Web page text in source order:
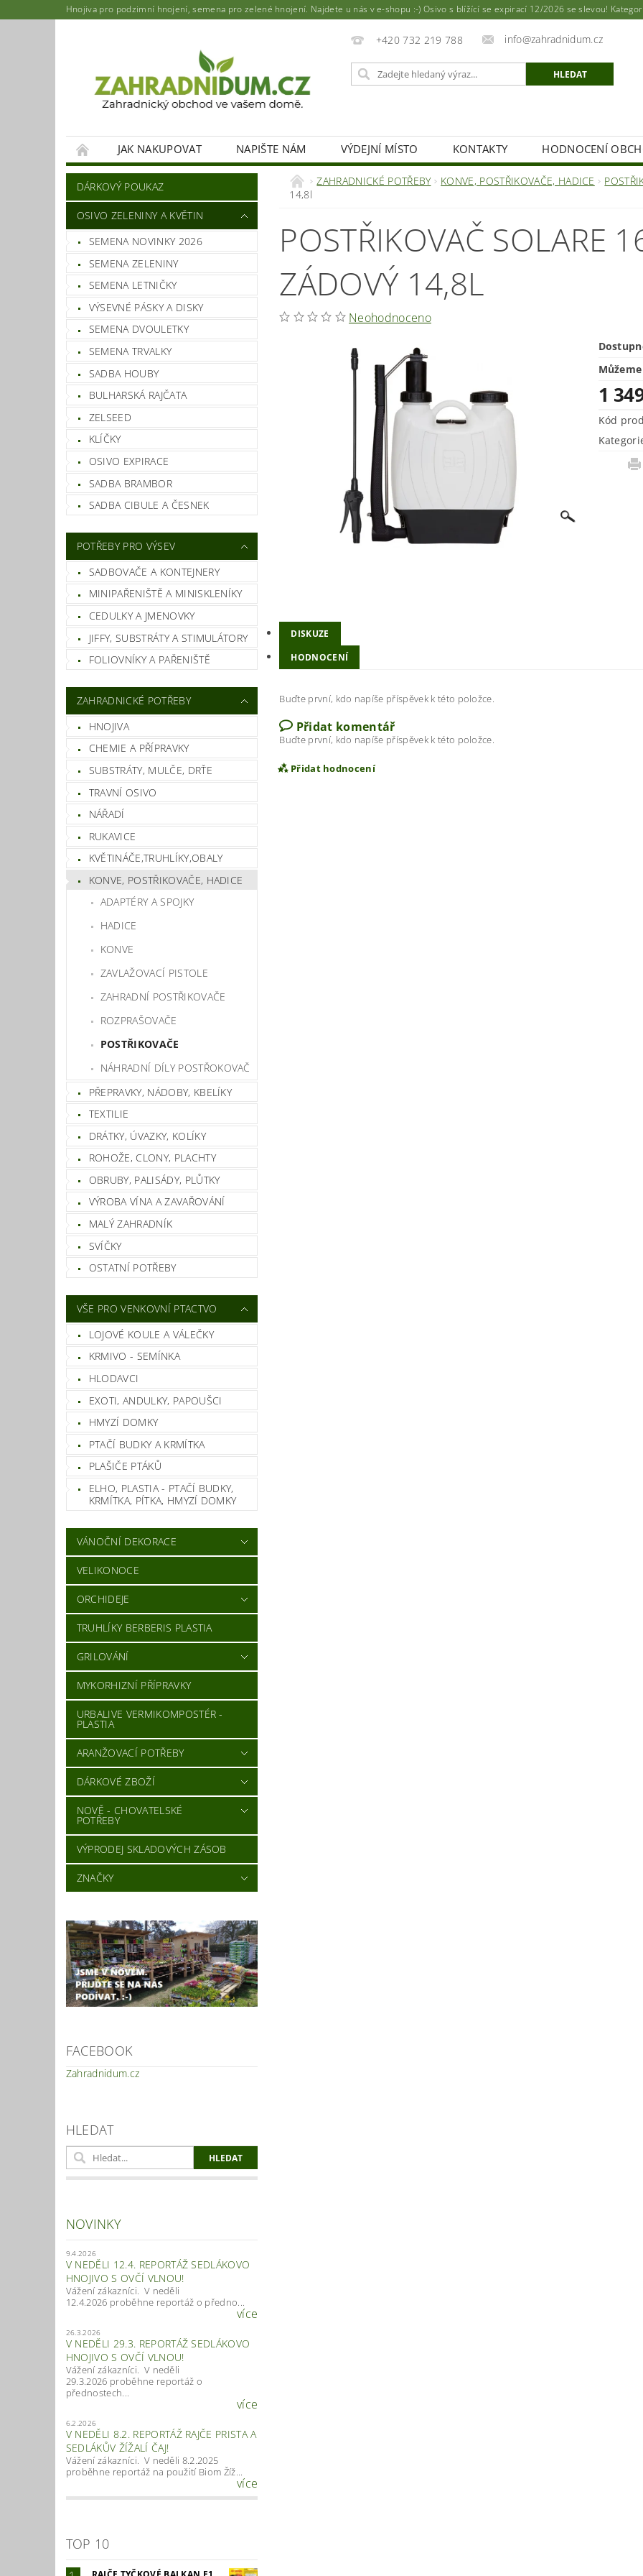
Hnojiva pro podzimní hnojení, semena pro zelené hnojení. Najdete u nás v e-shopu :-) Osivo s blížící se expirací 12/2026 se slevou! Kategorie
+420 732 219 788 info@zahradnidum.cz
JAK NAKUPOVAT NAPIŠTE NÁM VÝDEJNÍ MÍSTO KONTAKTY HODNOCENÍ
DÁRKOVÝ POUKAZ
OSIVO ZELENINY A KVĚTIN
SEMENA NOVINKY 2026
SEMENA ZELENINY
SEMENA LETNIČKY
VÝSEVNÉ PÁSKY A DISKY
SEMENA DVOULETKY
SEMENA TRVALKY
SADBA HOUBY
BULHARSKÁ RAJČATA
ZELSEED
KLÍČKY
OSIVO EXPIRACE
SADBA BRAMBOR
SADBA CIBULE A ČESNEK
POTŘEBY PRO VÝSEV
SADBOVAČE A KONTEJNERY
MINIPAŘENIŠTĚ A MINISKLENÍKY
CEDULKY A JMENOVKY
JIFFY, SUBSTRÁTY A STIMULÁTORY
FOLIOVNÍKY A PAŘENIŠTĚ
ZAHRADNICKÉ POTŘEBY
HNOJIVA
CHEMIE A PŘÍPRAVKY
SUBSTRÁTY, MULČE, DRŤE
TRAVNÍ OSIVO
NÁŘADÍ
RUKAVICE
KVĚTINÁČE,TRUHLÍKY,OBALY
KONVE, POSTŘIKOVAČE, HADICE
ADAPTÉRY A SPOJKY
HADICE
KONVE
ZAVLAŽOVACÍ PISTOLE
ZAHRADNÍ POSTŘIKOVAČE
ROZPRAŠOVAČE
POSTŘIKOVAČE
NÁHRADNÍ DÍLY POSTŘOKOVAČ
PŘEPRAVKY, NÁDOBY, KBELÍKY
TEXTILIE
DRÁTKY, ÚVAZKY, KOLÍKY
ROHOŽE, CLONY, PLACHTY
OBRUBY, PALISÁDY, PLŮTKY
VÝROBA VÍNA A ZAVAŘOVÁNÍ
MALÝ ZAHRADNÍK
SVÍČKY
OSTATNÍ POTŘEBY
VŠE PRO VENKOVNÍ PTACTVO
LOJOVÉ KOULE A VÁLEČKY
KRMIVO - SEMÍNKA
HLODAVCI
EXOTI, ANDULKY, PAPOUŠCI
HMYZÍ DOMKY
PTAČÍ BUDKY A KRMÍTKA
PLAŠIČE PTÁKŮ
ELHO, PLASTIA - PTAČÍ BUDKY,
KRMÍTKA, PÍTKA, HMYZÍ DOMKY
VÁNOČNÍ DEKORACE
VELIKONOCE
ORCHIDEJE
TRUHLÍKY BERBERIS PLASTIA
GRILOVÁNÍ
MYKORHIZNÍ PŘÍPRAVKY
URBALIVE VERMIKOMPOSTÉR -
PLASTIA
ARANŽOVACÍ POTŘEBY
DÁRKOVÉ ZBOŽÍ
NOVĚ - CHOVATELSKÉ
POTŘEBY
VÝPRODEJ SKLADOVÝCH ZÁSOB
ZNAČKY
FACEBOOK
Zahradnidum.cz
HLEDAT
NOVINKY
9.4.2026
V NEDĚLI 12.4. REPORTÁŽ SEDLÁKOVO
HNOJIVO S OVČÍ VLNOU!
Vážení zákazníci. V neděli
12.4.2026 proběhne reportáž o předno...
více
26.3.2026
V NEDĚLI 29.3. REPORTÁŽ SEDLÁKOVO
HNOJIVO S OVČÍ VLNOU!
Vážení zákazníci. V neděli
29.3.2026 proběhne reportáž o
přednostech...
více
6.2.2026
V NEDĚLI 8.2. REPORTÁŽ RAJČE PRISTA A
SEDLÁKŮV ŽÍŽALÍ ČAJ!
Vážení zákazníci. V neděli 8.2.2025
proběhne reportáž na použití Biom Žíž...
více
TOP 10
ZAHRADNICKÉ POTŘEBY KONVE, POSTŘIKOVAČE, HADICE
14,8l
POSTŘIKOVAČ SOLARE
ZÁDOVÝ 14,8L
Neohodnoceno
1
Kód
DISKUZE
HODNOCENÍ
Buďte první, kdo napíše příspěvek k této položce.
Přidat komentář
Buďte první, kdo napíše příspěvek k této položce.
Přidat hodnocení